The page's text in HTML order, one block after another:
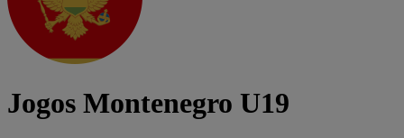
Jogos Montenegro U19